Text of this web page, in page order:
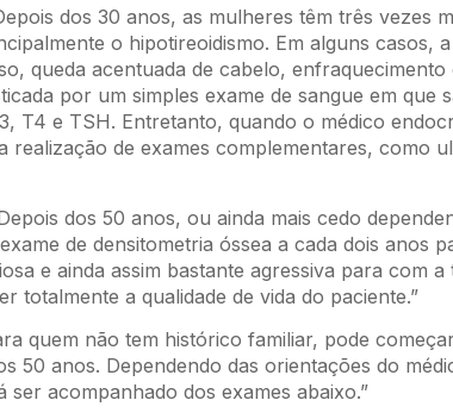
dos 30 anos, as mulheres têm três vezes
o hipotireoidismo. Em alguns casos,
queda acentuada de cabelo,
por um simples exame de sangue em que
T4 e TSH. Entretanto, quando o médico
realização de exames complementares, como
dos 50 anos, ou ainda mais cedo
de densitometria óssea a cada dois anos
e ainda assim bastante agressiva para com
totalmente a qualidade de vida do paciente.”
quem não tem histórico familiar, pode
50 anos. Dependendo das orientações do
ser acompanhado dos exames abaixo.”